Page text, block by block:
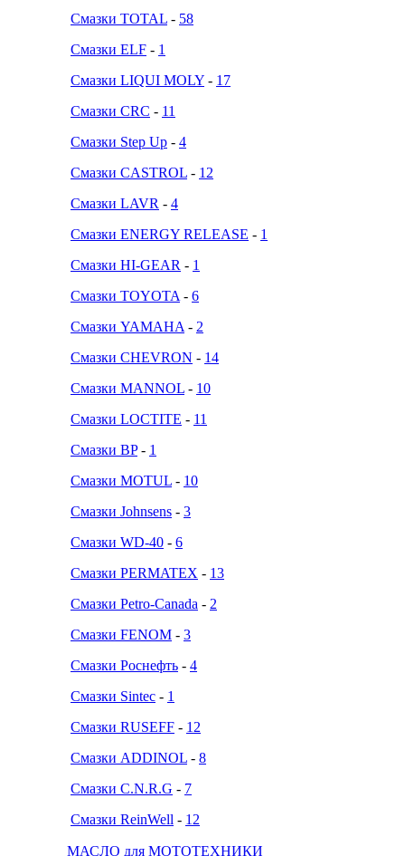
Смазки TOTAL - 58
Смазки ELF - 1
Смазки LIQUI MOLY - 17
Смазки CRC - 11
Смазки Step Up - 4
Смазки CASTROL - 12
Смазки LAVR - 4
Смазки ENERGY RELEASE - 1
Смазки HI-GEAR - 1
Смазки TOYOTA - 6
Смазки YAMAHA - 2
Смазки CHEVRON - 14
Смазки MANNOL - 10
Смазки LOCTITE - 11
Смазки BP- 1
Смазки MOTUL - 10
Смазки Johnsens - 3
Смазки WD-40 - 6
Смазки PERMATEX - 13
Смазки Petro-Canada - 2
Смазки FENOM - 3
Смазки Роснефть - 4
Смазки Sintec - 1
Смазки RUSEFF - 12
Смазки ADDINOL - 8
Смазки C.N.R.G - 7
Смазки ReinWell - 12
МАСЛО для МОТОТЕХНИКИ